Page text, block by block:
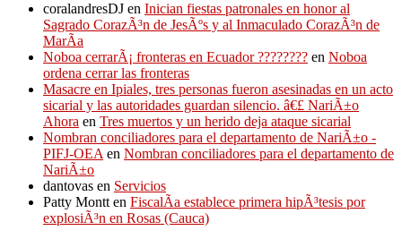
coralandresDJ en Inician fiestas patronales en honor al
Sagrado CorazÃ³n de JesÃºs y al Inmaculado CorazÃ³n de
MarÃ­a
Noboa cerrarÃ¡ fronteras en Ecuador ???????? en Noboa
ordena cerrar las fronteras
Masacre en Ipiales, tres personas fueron asesinadas en un acto
sicarial y las autoridades guardan silencio. â€£ NariÃ±o
Ahora en Tres muertos y un herido deja ataque sicarial
Nombran conciliadores para el departamento de NariÃ±o -
PIFJ-OEA en Nombran conciliadores para el departamento de
NariÃ±o
dantovas en Servicios
Patty Montt en FiscalÃ­a establece primera hipÃ³tesis por
explosiÃ³n en Rosas (Cauca)